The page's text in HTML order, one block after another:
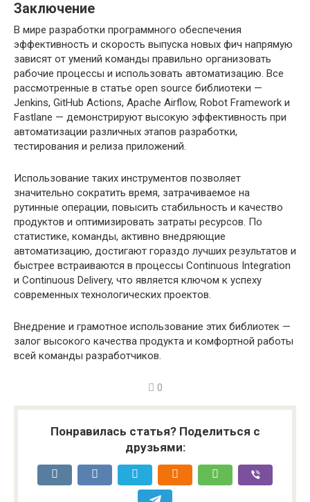
Заключение
В мире разработки программного обеспечения
эффективность и скорость выпуска новых фич напрямую
зависят от умений команды правильно организовать
рабочие процессы и использовать автоматизацию. Все
рассмотренные в статье open source библиотеки —
Jenkins, GitHub Actions, Apache Airflow, Robot Framework и
Fastlane — демонстрируют высокую эффективность при
автоматизации различных этапов разработки,
тестирования и релиза приложений.
Использование таких инструментов позволяет
значительно сократить время, затрачиваемое на
рутинные операции, повысить стабильность и качество
продуктов и оптимизировать затраты ресурсов. По
статистике, команды, активно внедряющие
автоматизацию, достигают гораздо лучших результатов и
быстрее встраиваются в процессы Continuous Integration
и Continuous Delivery, что является ключом к успеху
современных технологических проектов.
Внедрение и грамотное использование этих библиотек —
залог высокого качества продукта и комфортной работы
всей команды разработчиков.
0
Понравилась статья? Поделиться с
друзьями: